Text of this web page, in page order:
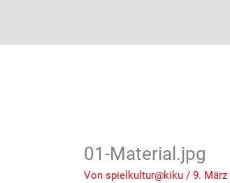
01-Material.jpg
Vonspielkultur@kiku/9. März